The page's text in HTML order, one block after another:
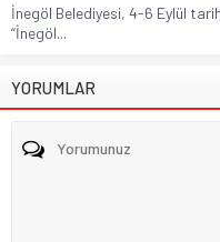
İnegöl Belediyesi, 4-6 Eylül
“İnegöl...
YORUMLAR